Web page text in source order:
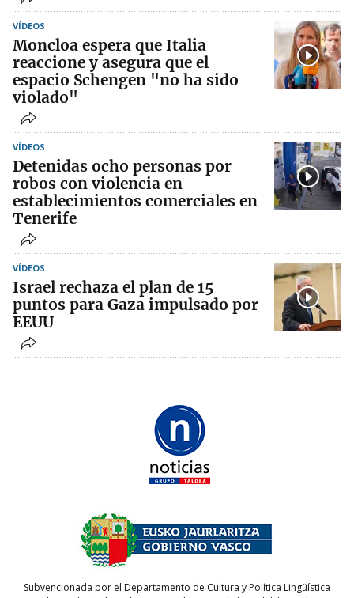
VÍDEOS
Moncloa espera que Italia
reaccione y asegura que el
espacio Schengen "no ha sido
violado"
VÍDEOS
Detenidas ocho personas por
robos con violencia en
establecimientos comerciales en
Tenerife
VÍDEOS
Israel rechaza el plan de 15
puntos para Gaza impulsado por
EEUU
Subvencionada por el Departamento de Cultura y Política Lingüística